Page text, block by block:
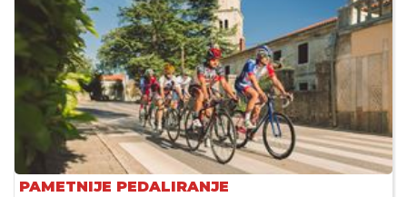
PAMETNIJE PEDALIRANJE